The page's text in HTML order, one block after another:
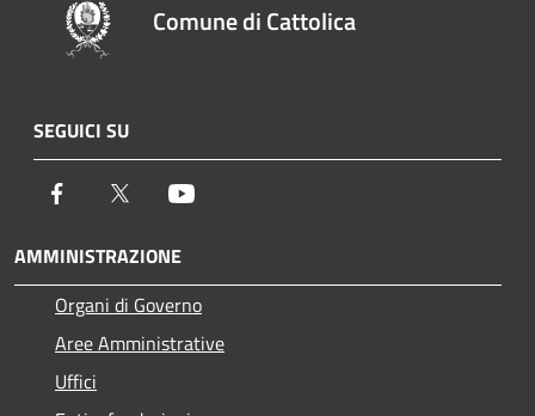
Comune di Cattolica
SEGUICI SU
Facebook Twitter
AMMINISTRAZIONE
Organi di Governo
Aree Amministrative
Uffici